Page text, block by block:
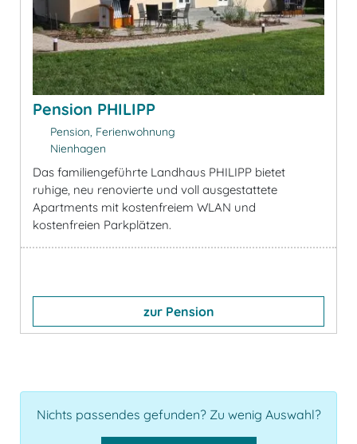
Pension PHILIPP
Pension, Ferienwohnung
Nienhagen
Das familiengeführte Landhaus PHILIPP bietet
ruhige, neu renovierte und voll ausgestattete
Apartments mit kostenfreiem WLAN und
kostenfreien Parkplätzen.
zur Pension
Nichts passendes gefunden? Zu wenig Auswahl?